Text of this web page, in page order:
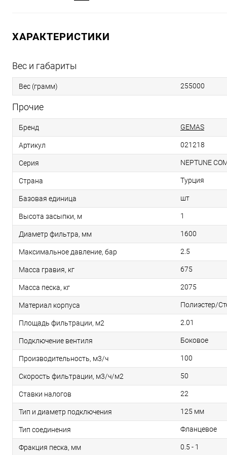
ХАРАКТЕРИСТИКИ
Вес и габариты
Вес (грамм) 255000
Прочие
Бренд GEMAS
Артикул 021218
Серия NEPTUNE
Страна Турция
Базовая единица шт
Высота засыпки, м 1
Диаметр фильтра, мм 1600
Максимальное давление, бар 2.5
Масса гравия, кг 675
Масса песка, кг 2075
Материал корпуса Полиэстер/
Площадь фильтрации, м2 2.01
Подключение вентиля Боковое
Производительность, м3/ч 100
Скорость фильтрации, м3/ч/м2 50
Ставки налогов 22
Тип и диаметр подключения 125 мм
Тип соединения Фланцевое
Фракция песка, мм 0.5 - 1